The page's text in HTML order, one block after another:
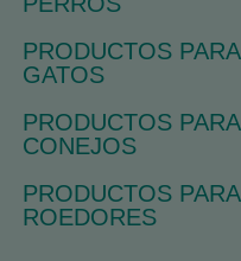
PRODUCTOS PARA
GATOS
PRODUCTOS PARA
CONEJOS
PRODUCTOS PARA
ROEDORES